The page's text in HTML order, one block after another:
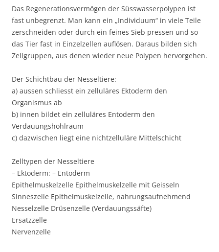
Das Regenerationsvermögen der Süsswasserpolypen ist
fast unbegrenzt. Man kann ein „Individuum“ in viele Teile
zerschneiden oder durch ein feines Sieb pressen und so
das Tier fast in Einzelzellen auflösen. Daraus bilden sich
Zellgruppen, aus denen wieder neue Polypen hervorgehen.
Der Schichtbau der Nesseltiere:
a) aussen schliesst ein zelluläres Ektoderm den
Organismus ab
b) innen bildet ein zelluläres Entoderm den
Verdauungshohlraum
c) dazwischen liegt eine nichtzelluläre Mittelschicht
Zelltypen der Nesseltiere
– Ektoderm: – Entoderm
Epithelmuskelzelle Epithelmuskelzelle mit Geisseln
Sinneszelle Epithelmuskelzelle, nahrungsaufnehmend
Nesselzelle Drüsenzelle (Verdauungssäfte)
Ersatzzelle
Nervenzelle